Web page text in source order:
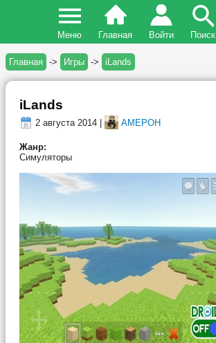
Меню Главная Войти Поиск
Главная -> Игры -> iLands
iLands
2 августа 2014 | AMEPOH
Жанр:
Симуляторы